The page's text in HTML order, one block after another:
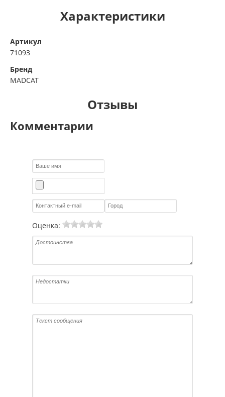
Характеристики
Артикул
71093
Бренд
MADCAT
Отзывы
Комментарии
Оценка: